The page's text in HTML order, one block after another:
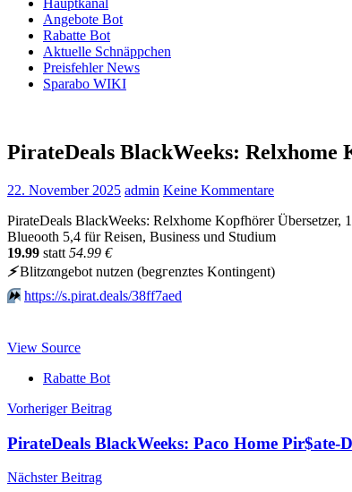
Hauptkanal
Angebote Bot
Rabatte Bot
Aktuelle Schnäppchen
Preisfehler News
Sparabo WIKI
PirateDeals BlackWeeks:
22. November 2025 admin Keine Kommentare
PirateDeals BlackWeeks: Relxhome Kopfhörer
Blueooth 5,4 für Reisen, Business und Studium
19.99 statt 54.99 €
⚡️Blitzαngеbοt nutzеn (bеgгеnztеs Kοntingеnt)
⏩️ https://s.pirat.deals/38ff7aed
View Source
Rabatte Bot
Beitragsnavigation
Vorheriger Beitrag
PirateDeals BlackWeeks: Paco Home
Nächster Beitrag